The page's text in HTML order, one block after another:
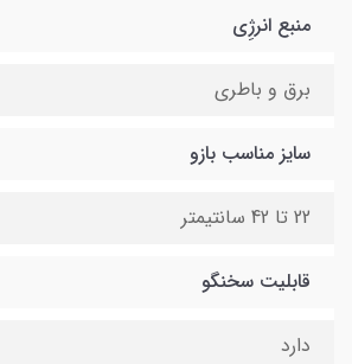
منبع انرژِی
برق و باطری
سایز مناسب بازو
22 تا 42 سانتیمتر
قابلیت سخنگو
دارد